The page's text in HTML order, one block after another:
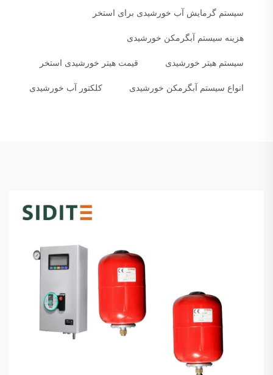
سیستم گرمایش آب خورشیدی برای استخر
هزینه سیستم آبگرمکن خورشیدی
سیستم هیتر خورشیدی قیمت هیتر خورشیدی استخر
انواع سیستم آبگرمکن خورشیدی کلکتور آب خورشیدی